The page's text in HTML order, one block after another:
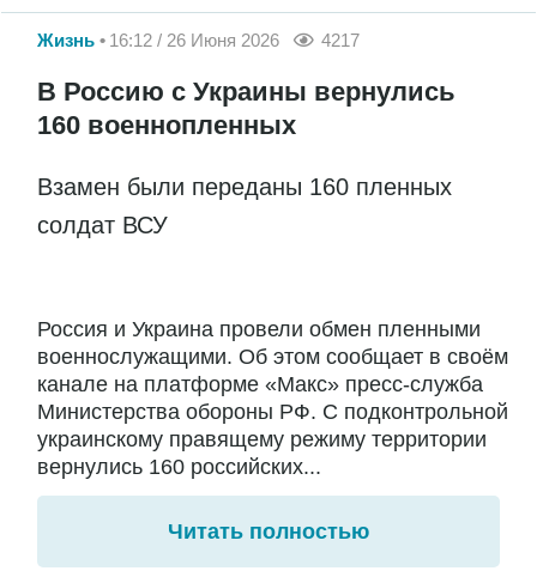
Жизнь 16:12 / 26 Июня 2026 4217
В Россию с Украины вернулись
160 военнопленных
Взамен были переданы 160 пленных
солдат ВСУ
Россия и Украина провели обмен пленными
военнослужащими. Об этом сообщает в своём
канале на платформе «Макс» пресс-служба
Министерства обороны РФ. С подконтрольной
украинскому правящему режиму территории
вернулись 160 российских...
Читать полностью